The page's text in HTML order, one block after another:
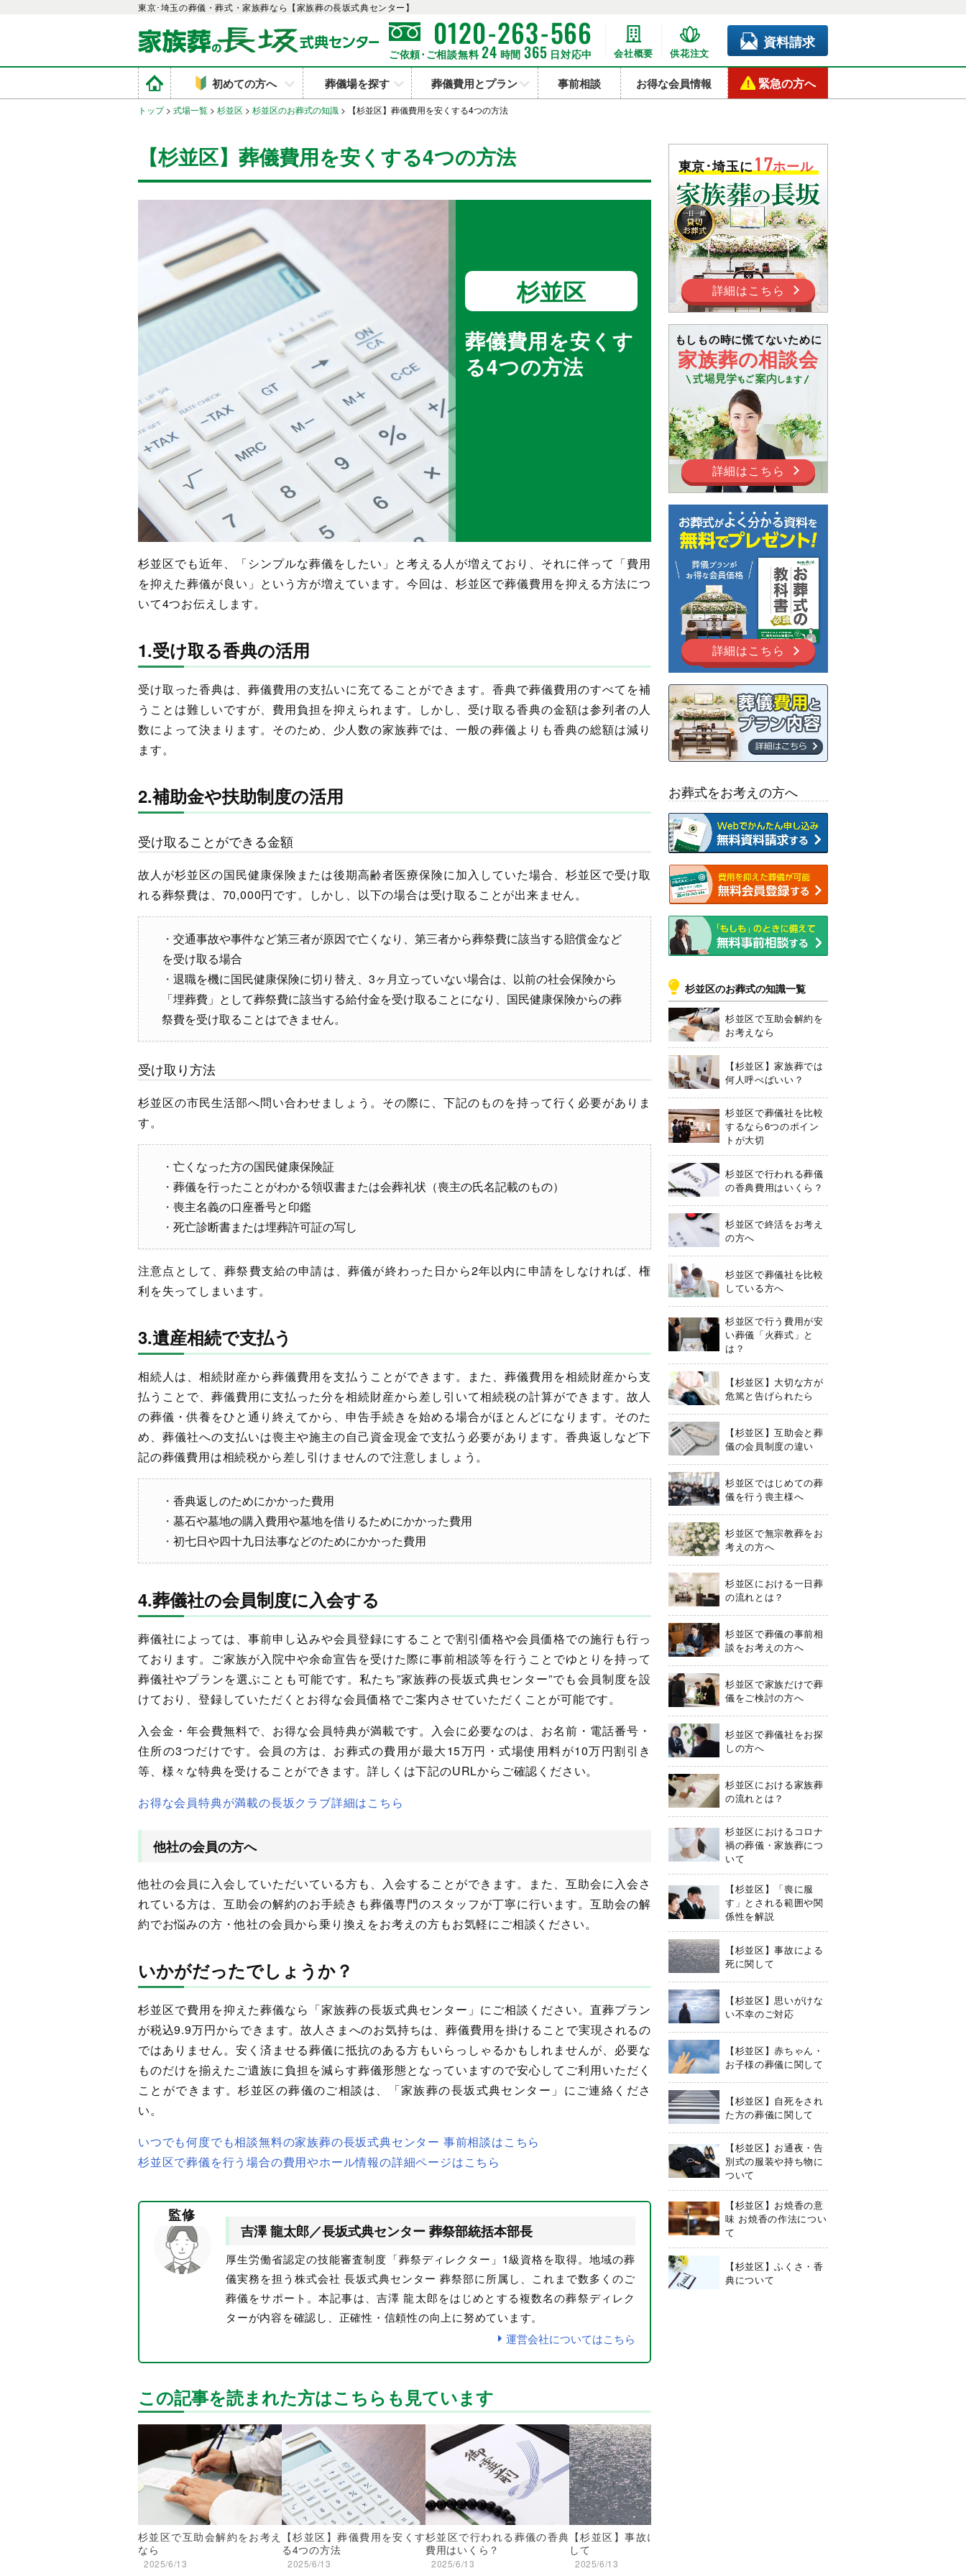
東京･埼玉の葬儀・葬式・家族葬なら【家族葬の長坂式典センター】
0120-263-566
ご依頼･ご相談無料 24 時間 365 日対応中 会社概要 供花注文
資料請求
初めての方へ 葬儀場を探す 葬儀費用とプラン 事前相談 お得な会員情報 緊急の方へ
トップ > 式場一覧 > 杉並区 > 杉並区のお葬式の知識 > 【杉並区】葬儀費用を安くする4つの方法
【杉並区】葬儀費用を安くする4つの方法
杉並区
葬儀費用を安くす
る4つの方法
杉並区でも近年、「シンプルな葬儀をしたい」と考える人が増えており、それに伴って「費用
を抑えた葬儀が良い」という方が増えています。今回は、杉並区で葬儀費用を抑える方法につ
いて4つお伝えします。
1.受け取る香典の活用
受け取った香典は、葬儀費用の支払いに充てることができます。香典で葬儀費用のすべてを補
うことは難しいですが、費用負担を抑えられます。しかし、受け取る香典の金額は参列者の人
数によって決まります。そのため、少人数の家族葬では、一般の葬儀よりも香典の総額は減り
ます。
2.補助金や扶助制度の活用
受け取ることができる金額
故人が杉並区の国民健康保険または後期高齢者医療保険に加入していた場合、杉並区で受け取
れる葬祭費は、70,000円です。しかし、以下の場合は受け取ることが出来ません。
交通事故や事件など第三者が原因で亡くなり、第三者から葬祭費に該当する賠償金など
を受け取る場合
退職を機に国民健康保険に切り替え、3ヶ月立っていない場合は、以前の社会保険から
「埋葬費」として葬祭費に該当する給付金を受け取ることになり、国民健康保険からの葬
祭費を受け取ることはできません。
受け取り方法
杉並区の市民生活部へ問い合わせましょう。その際に、下記のものを持って行く必要がありま
す。
亡くなった方の国民健康保険証
葬儀を行ったことがわかる領収書または会葬礼状（喪主の氏名記載のもの）
喪主名義の口座番号と印鑑
死亡診断書または埋葬許可証の写し
注意点として、葬祭費支給の申請は、葬儀が終わった日から2年以内に申請をしなければ、権
利を失ってしまいます。
3.遺産相続で支払う
相続人は、相続財産から葬儀費用を支払うことができます。また、葬儀費用を相続財産から支
払うことで、葬儀費用に支払った分を相続財産から差し引いて相続税の計算ができます。故人
の葬儀・供養をひと通り終えてから、申告手続きを始める場合がほとんどになります。そのた
め、葬儀社への支払いは喪主や施主の自己資金現金で支払う必要があります。香典返しなど下
記の葬儀費用は相続税から差し引けませんので注意しましょう。
香典返しのためにかかった費用
墓石や墓地の購入費用や墓地を借りるためにかかった費用
初七日や四十九日法事などのためにかかった費用
4.葬儀社の会員制度に入会する
葬儀社によっては、事前申し込みや会員登録にすることで割引価格や会員価格での施行も行っ
ております。ご家族が入院中や余命宣告を受けた際に事前相談等を行うことでゆとりを持って
葬儀社やプランを選ぶことも可能です。私たち”家族葬の長坂式典センター”でも会員制度を設
けており、登録していただくとお得な会員価格でご案内させていただくことが可能です。
入会金・年会費無料で、お得な会員特典が満載です。入会に必要なのは、お名前・電話番号・
住所の3つだけです。会員の方は、お葬式の費用が最大15万円・式場使用料が10万円割引き
等、様々な特典を受けることができます。詳しくは下記のURLからご確認ください。
お得な会員特典が満載の長坂クラブ詳細はこちら
他社の会員の方へ
他社の会員に入会していただいている方も、入会することができます。また、互助会に入会さ
れている方は、互助会の解約のお手続きも葬儀専門のスタッフが丁寧に行います。互助会の解
約でお悩みの方・他社の会員から乗り換えをお考えの方もお気軽にご相談ください。
いかがだったでしょうか？
杉並区で費用を抑えた葬儀なら「家族葬の長坂式典センター」にご相談ください。直葬プラン
が税込9.9万円からできます。故人さまへのお気持ちは、葬儀費用を掛けることで実現されるの
ではありません。安く済ませる葬儀に抵抗のある方もいらっしゃるかもしれませんが、必要な
ものだけを揃えたご遺族に負担を減らす葬儀形態となっていますので安心してご利用いただく
ことができます。杉並区の葬儀のご相談は、「家族葬の長坂式典センター」にご連絡くださ
い。
いつでも何度でも相談無料の家族葬の長坂式典センター 事前相談はこちら
杉並区で葬儀を行う場合の費用やホール情報の詳細ページはこちら
監修
吉澤 龍太郎／長坂式典センター 葬祭部統括本部長
厚生労働省認定の技能審査制度「葬祭ディレクター」1級資格を取得。地域の葬
儀実務を担う株式会社 長坂式典センター 葬祭部に所属し、これまで数多くのご
葬儀をサポート。本記事は、吉澤 龍太郎をはじめとする複数名の葬祭ディレク
ターが内容を確認し、正確性・信頼性の向上に努めています。
運営会社についてはこちら
この記事を読まれた方はこちらも見ています
杉並区で互助会解約をお考え
なら
2025/6/13
【杉並区】葬儀費用を安くす
る4つの方法
2025/6/13
杉並区で行われる葬儀の香典
費用はいくら？
2025/6/13
【杉並区】事故による死に関
して
2025/6/13
東京･埼玉に17ホール
詳細はこちら
もしもの時に慌てないために
家族葬の相談会
詳細はこちら
詳細はこちら
お葬式をお考えの方へ
杉並区のお葬式の知識一覧
杉並区で互助会解約を
お考えなら
【杉並区】家族葬では
何人呼べばいい？
杉並区で葬儀社を比較
するなら6つのポイン
トが大切
杉並区で行われる葬儀
の香典費用はいくら？
杉並区で終活をお考え
の方へ
杉並区で葬儀社を比較
している方へ
杉並区で行う費用が安
い葬儀「火葬式」と
は？
【杉並区】大切な方が
危篤と告げられたら
【杉並区】互助会と葬
儀の会員制度の違い
杉並区ではじめての葬
儀を行う喪主様へ
杉並区で無宗教葬をお
考えの方へ
杉並区における一日葬
の流れとは？
杉並区で葬儀の事前相
談をお考えの方へ
杉並区で家族だけで葬
儀をご検討の方へ
杉並区で葬儀社をお探
しの方へ
杉並区における家族葬
の流れとは？
杉並区におけるコロナ
禍の葬儀・家族葬につ
いて
【杉並区】「喪に服
す」とされる範囲や関
係性を解説
【杉並区】事故による
死に関して
【杉並区】思いがけな
い不幸のご対応
【杉並区】赤ちゃん・
お子様の葬儀に関して
【杉並区】自死をされ
た方の葬儀に関して
【杉並区】お通夜・告
別式の服装や持ち物に
ついて
【杉並区】お焼香の意
味 お焼香の作法につい
て
【杉並区】ふくさ・香
典について